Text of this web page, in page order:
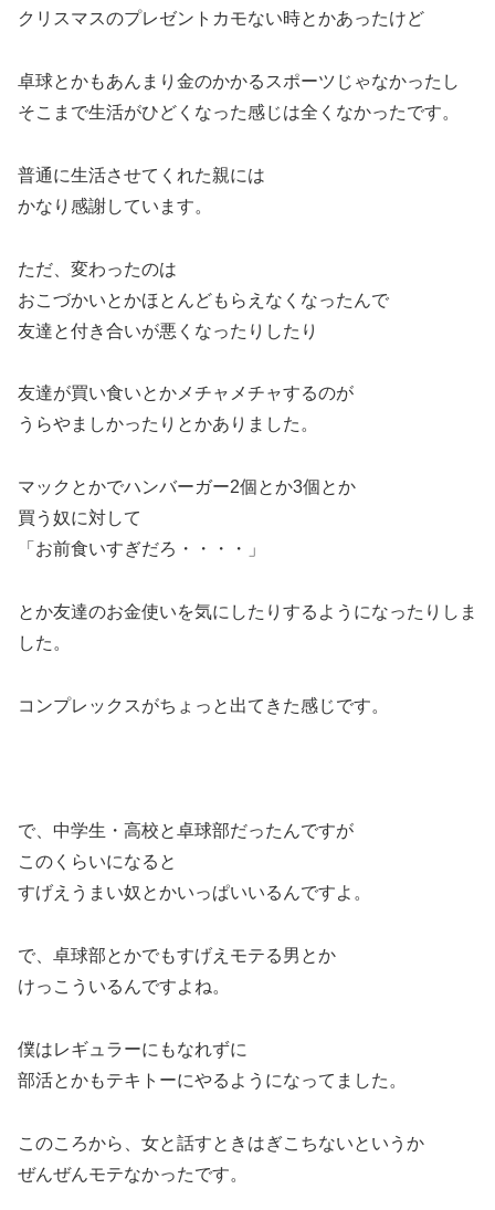
クリスマスのプレゼントカモない時とかあったけど
卓球とかもあんまり金のかかるスポーツじゃなかったし
そこまで生活がひどくなった感じは全くなかったです。
普通に生活させてくれた親には
かなり感謝しています。
ただ、変わったのは
おこづかいとかほとんどもらえなくなったんで
友達と付き合いが悪くなったりしたり
友達が買い食いとかメチャメチャするのが
うらやましかったりとかありました。
マックとかでハンバーガー2個とか3個とか
買う奴に対して
「お前食いすぎだろ・・・・」
とか友達のお金使いを気にしたりするようになったりしま
した。
コンプレックスがちょっと出てきた感じです。
で、中学生・高校と卓球部だったんですが
このくらいになると
すげえうまい奴とかいっぱいいるんですよ。
で、卓球部とかでもすげえモテる男とか
けっこういるんですよね。
僕はレギュラーにもなれずに
部活とかもテキトーにやるようになってました。
このころから、女と話すときはぎこちないというか
ぜんぜんモテなかったです。